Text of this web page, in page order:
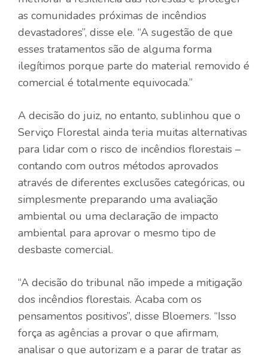
as comunidades próximas de incêndios
devastadores”, disse ele. “A sugestão de que
esses tratamentos são de alguma forma
ilegítimos porque parte do material removido é
comercial é totalmente equivocada.”
A decisão do juiz, no entanto, sublinhou que o
Serviço Florestal ainda teria muitas alternativas
para lidar com o risco de incêndios florestais –
contando com outros métodos aprovados
através de diferentes exclusões categóricas, ou
simplesmente preparando uma avaliação
ambiental ou uma declaração de impacto
ambiental para aprovar o mesmo tipo de
desbaste comercial.
“A decisão do tribunal não impede a mitigação
dos incêndios florestais. Acaba com os
pensamentos positivos”, disse Bloemers. “Isso
força as agências a provar o que afirmam,
analisar o que autorizam e a parar de tratar as